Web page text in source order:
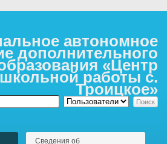
автономное
дополнительного
«Центр
работы с.
Троицкое»
Сведения об